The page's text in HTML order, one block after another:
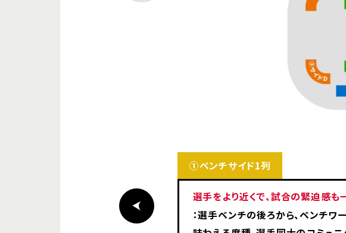
①ベンチサイド1列
選手をより近くで、試合の緊迫感も
：選手ベンチの後ろから、ベンチ